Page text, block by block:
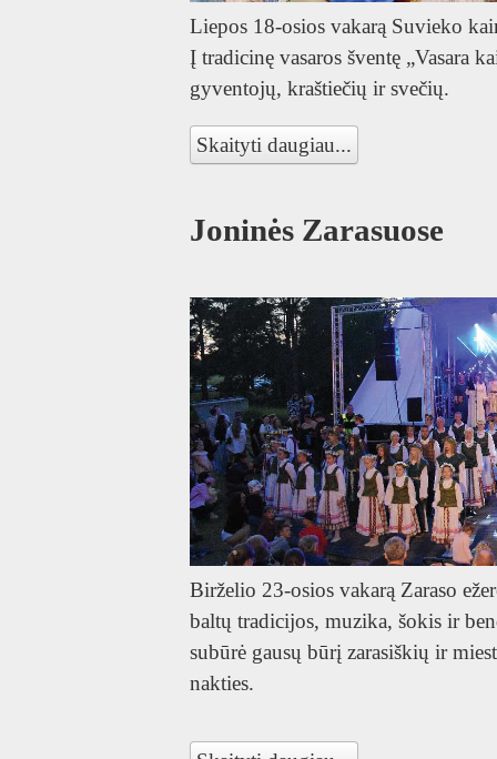
Liepos 18-osios vakarą Suvieko
Į tradicinę vasaros šventę „Vasara
gyventojų, kraštiečių ir svečių.
Skaityti daugiau...
Joninės Zarasuose
Birželio 23-osios vakarą Zaraso
baltų tradicijos, muzika, šokis ir
subūrė gausų būrį zarasiškių ir
nakties.